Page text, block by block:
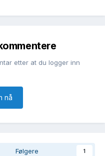
etter at du logger inn
nå
Følgere 1